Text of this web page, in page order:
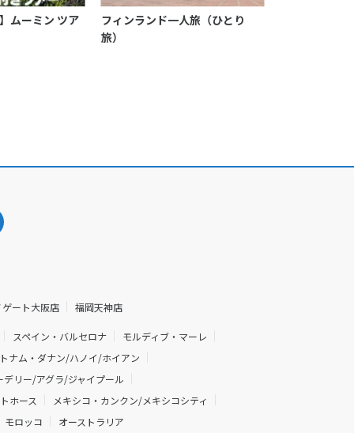
ムーミン ツア
フィンランド一人旅（ひとり
旅）
ゲート大阪店 福岡天神店
スペイン・バルセロナ
モルディブ・マーレ
ナム・ダナン/ハノイ/ホイアン
デリー/アグラ/ジャイプール
ホース
メキシコ・カンクン/メキシコシティ
モロッコ オーストラリア